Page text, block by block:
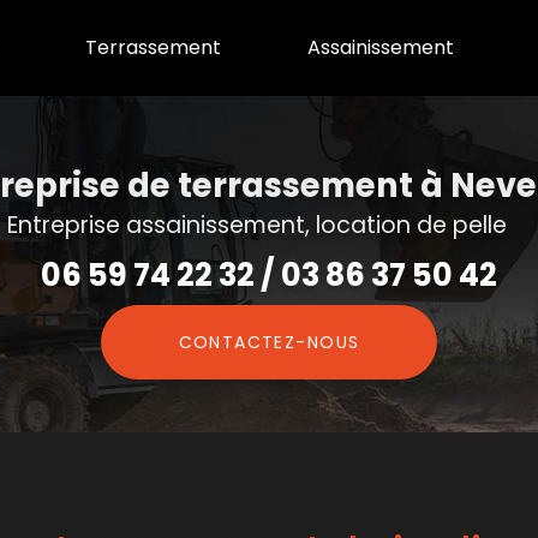
Terrassement Assainissement
de terrassement à
Entreprise assainissement, location de pelle
06 59 74 22 32/03 86 37 50 42
CONTACTEZ-NOUS